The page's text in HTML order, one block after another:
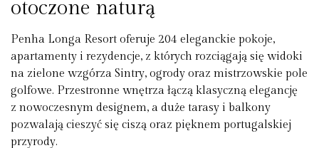
otoczone naturą
Penha Longa Resort oferuje 204 eleganckie pokoje,
apartamenty i rezydencje, z których rozciągają się widoki
na zielone wzgórza Sintry, ogrody oraz mistrzowskie pole
golfowe. Przestronne wnętrza łączą klasyczną elegancję
z nowoczesnym designem, a duże tarasy i balkony
pozwalają cieszyć się ciszą oraz pięknem portugalskiej
przyrody.